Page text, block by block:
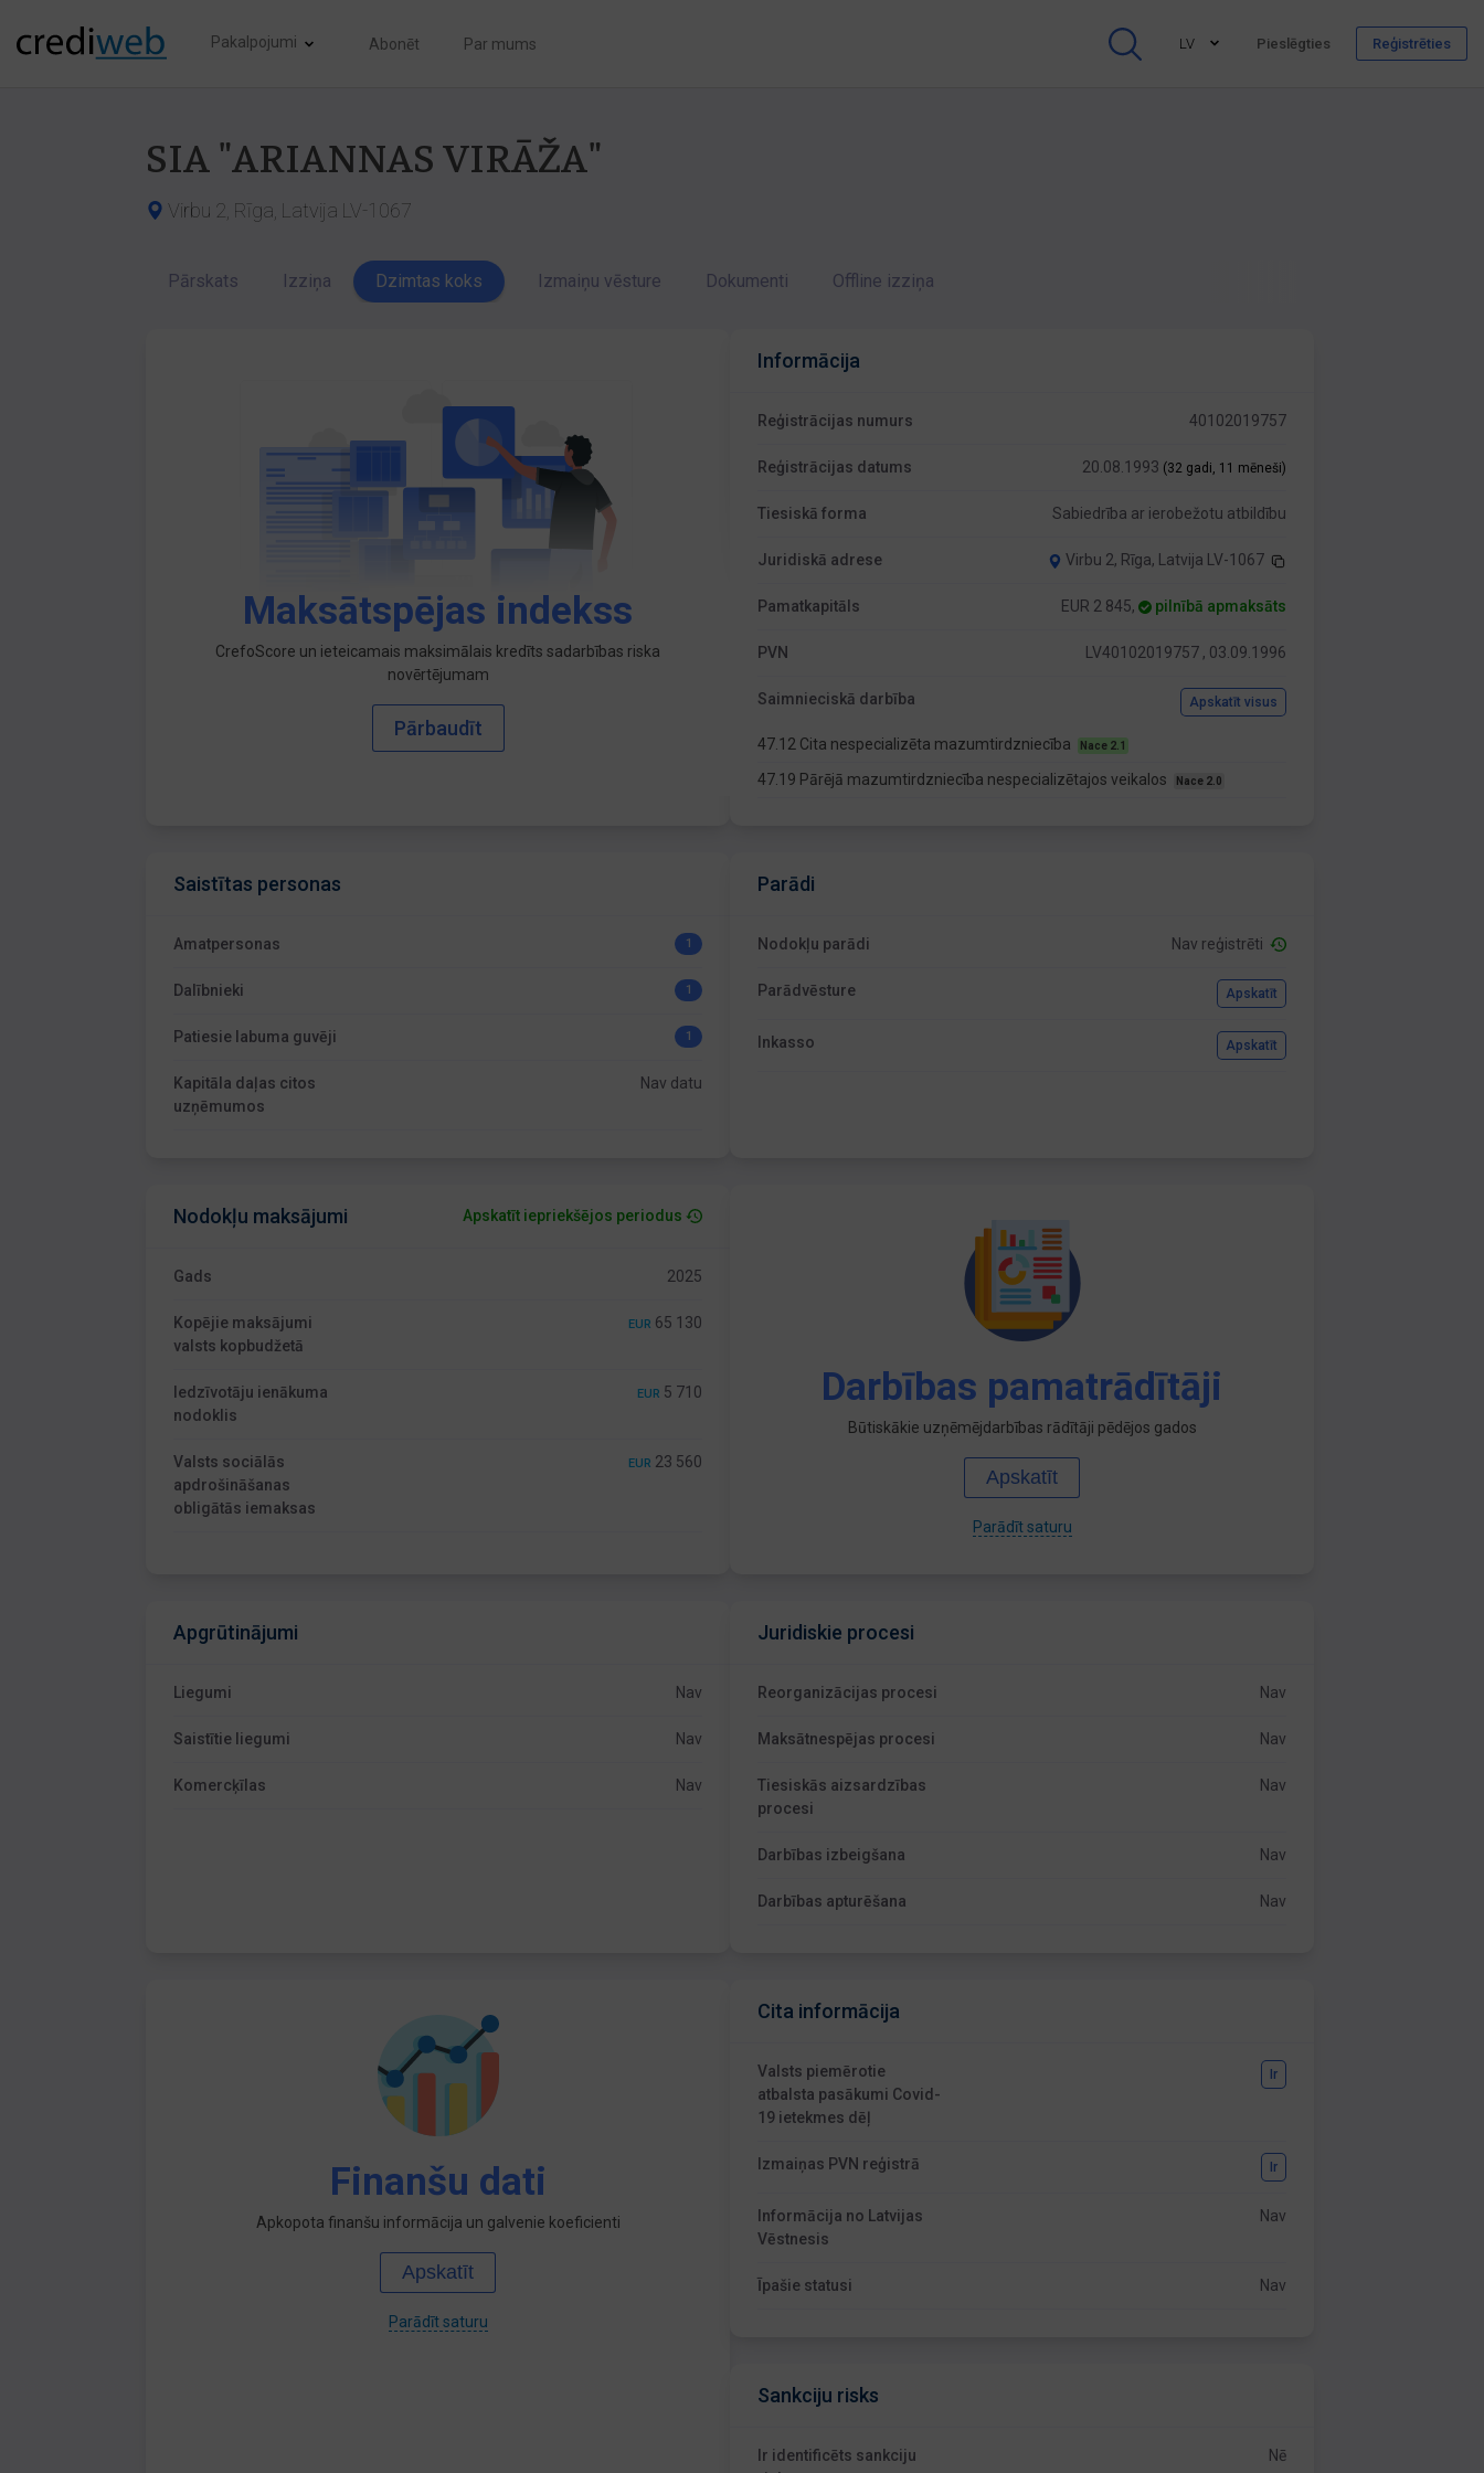
Pakalpojumi Abonēt Par mums LV Pieslēgties Reģistrēties
SIA "ARIANNAS VIRĀŽA"
Virbu 2, Rīga, Latvija LV-1067
Pārskats Izziņa Dzimtas koks Izmaiņu vēsture Dokumenti Offline izziņa
Maksātspējas indekss
CrefoScore un ieteicamais maksimālais kredīts sadarbības riska
novērtējumam
Pārbaudīt
Informācija
Reģistrācijas numurs 40102019757
Reģistrācijas datums 20.08.1993 (32 gadi, 11 mēneši)
Tiesiskā forma Sabiedrība ar ierobežotu atbildību
Juridiskā adrese Virbu 2, Rīga, Latvija LV-1067
Pamatkapitāls EUR 2 845, pilnībā apmaksāts
PVN LV40102019757 , 03.09.1996
Saimnieciskā darbība Apskatīt visus
47.12 Cita nespecializēta mazumtirdzniecība Nace 2.1
47.19 Pārējā mazumtirdzniecība nespecializētajos veikalos Nace 2.0
Saistītas personas
Amatpersonas 1
Dalībnieki 1
Patiesie labuma guvēji 1
Kapitāla daļas citos
uzņēmumos
Nav datu
Parādi
Nodokļu parādi Nav reģistrēti
Parādvēsture Apskatīt
Inkasso Apskatīt
Nodokļu maksājumi Apskatīt iepriekšējos periodus
Gads 2025
Kopējie maksājumi
valsts kopbudžetā
EUR 65 130
Iedzīvotāju ienākuma
nodoklis
EUR 5 710
Valsts sociālās
apdrošināšanas
obligātās iemaksas
EUR 23 560
Darbības pamatrādītāji
Būtiskākie uzņēmējdarbības rādītāji pēdējos gados
Apskatīt
Parādīt saturu
Apgrūtinājumi
Liegumi Nav
Saistītie liegumi Nav
Komercķīlas Nav
Juridiskie procesi
Reorganizācijas procesi Nav
Maksātnespējas procesi Nav
Tiesiskās aizsardzības
procesi
Nav
Darbības izbeigšana Nav
Darbības apturēšana Nav
Finanšu dati
Apkopota finanšu informācija un galvenie koeficienti
Apskatīt
Parādīt saturu
Cita informācija
Valsts piemērotie
atbalsta pasākumi Covid-
19 ietekmes dēļ
Ir
Izmaiņas PVN reģistrā Ir
Informācija no Latvijas
Vēstnesis
Nav
Īpašie statusi Nav
Sankciju risks
Ir identificēts sankciju
Nē